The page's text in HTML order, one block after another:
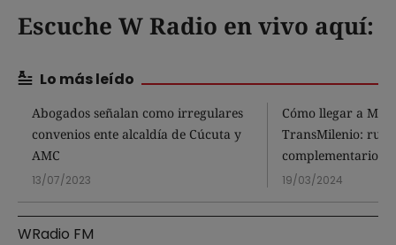
Escuche W Radio en vivo aquí:
Lo más leído
Abogados señalan como irregulares
convenios ente alcaldía de Cúcuta y
AMC
13/07/2023
Cómo llegar a
TransMilenio:
complementarios
19/03/2024
WRadio FM